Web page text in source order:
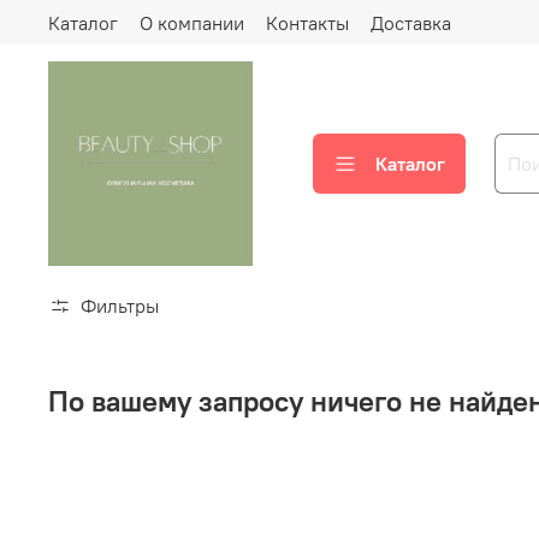
Каталог О компании Контакты Доставка
Каталог
Фильтры
По вашему запросу ничего не